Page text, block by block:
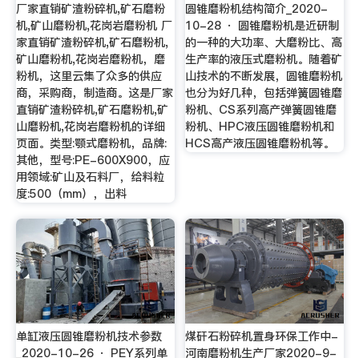
厂家直销矿渣粉碎机,矿石磨粉
机,矿山磨粉机,花岗岩磨粉机 厂
家直销矿渣粉碎机,矿石磨粉机,
矿山磨粉机,花岗岩磨粉机，磨
粉机，这里云集了众多的供应
商，采购商，制造商。这是厂家
直销矿渣粉碎机,矿石磨粉机,矿
山磨粉机,花岗岩磨粉机的详细
页面。类型:颚式磨粉机，品牌:
其他，型号:PE-600X900，应
用领域:矿山及石料厂，给料粒
度:500（mm），出料
圆锥磨粉机结构简介_2020-
10-28 · 圆锥磨粉机是近研制
的一种的大功率、大磨粉比、高
生产率的液压式磨粉机。随着矿
山技术的不断发展，圆锥磨粉机
也分为好几种，包括弹簧圆锥磨
粉机、CS系列高产弹簧圆锥磨
粉机、HPC液压圆锥磨粉机和
HCS高产液压圆锥磨粉机等。
单缸液压圆锥磨粉机技术参数
_2020-10-26 · PEY系列单
煤矸石粉碎机置身环保工作中-
河南磨粉机生产厂家2020-9-